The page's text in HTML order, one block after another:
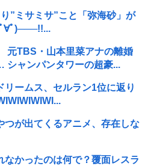
”ミサミサ”こと「弥海砂」が
∀ﾟ)───!!...
元TBS・山本里菜アナの離婚
シャンパンタワーの超豪...
リームス、セルラン1位に返り
つが出てくるアニメ、存在しな
かったのは何で？覆面レスラ